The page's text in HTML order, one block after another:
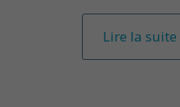
Lire la suite